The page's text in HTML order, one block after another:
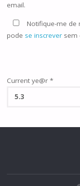
email.
Notifique-me de
pode se inscreversem
Current ye@r *